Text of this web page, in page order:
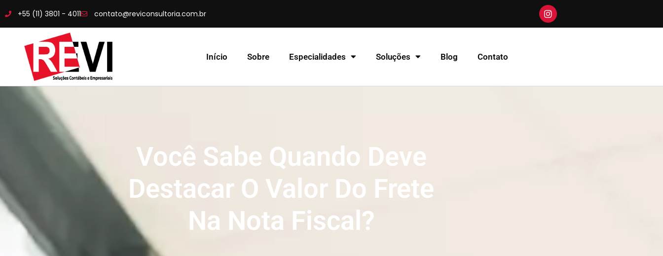
+55 (11) 3801 - 4011 contato@reviconsultoria.com.br
Início Sobre Especialidades Soluções Blog Contato
Você Sabe Quando Deve
Destacar O Valor Do Frete
Na Nota Fiscal?